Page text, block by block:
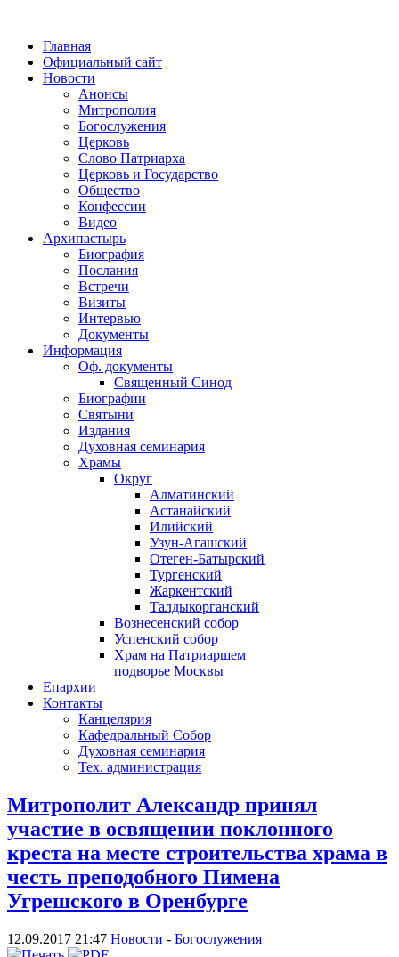
Главная
Официальный сайт
Новости
Анонсы
Митрополия
Богослужения
Церковь
Слово Патриарха
Церковь и Государство
Общество
Конфессии
Видео
Архипастырь
Биография
Послания
Встречи
Визиты
Интервью
Документы
Информация
Оф. документы
Священный Синод
Биографии
Святыни
Издания
Духовная семинария
Храмы
Округ
Алматинский
Астанайский
Илийский
Узун-Агашский
Отеген-Батырский
Тургенский
Жаркентский
Талдыкорганский
Вознесенский собор
Успенский собор
Храм на Патриаршем
подворье Москвы
Епархии
Контакты
Канцелярия
Кафедральный Собор
Духовная семинария
Тех. администрация
Митрополит Александр принял
участие в освящении поклонного
креста на месте строительства храма в
честь преподобного Пимена
Угрешского в Оренбурге
12.09.2017 21:47 Новости - Богослужения